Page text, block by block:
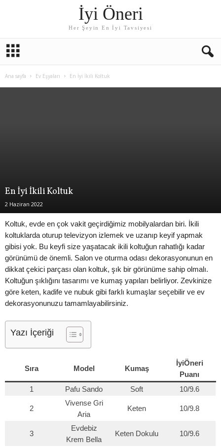
İyi Öneri
Her Şeyin En İyi Tavsiyesi
Ana sayfa Ev Eşyaları En İyi İkili Koltuk
En İyi İkili Koltuk
2 Haziran 2022
Koltuk, evde en çok vakit geçirdiğimiz mobilyalardan biri. İkili
koltuklarda oturup televizyon izlemek ve uzanıp keyif yapmak
gibisi yok. Bu keyfi size yaşatacak ikili koltuğun rahatlığı kadar
görünümü de önemli. Salon ve oturma odası dekorasyonunun en
dikkat çekici parçası olan koltuk, şık bir görünüme sahip olmalı.
Koltuğun şıklığını tasarımı ve kumaş yapıları belirliyor. Zevkinize
göre keten, kadife ve nubuk gibi farklı kumaşlar seçebilir ve ev
dekorasyonunuzu tamamlayabilirsiniz.
Yazı İçeriği
Sıra Model Kumaş
İyiÖneri
Puanı
1
Pafu Sando Soft 10/9.6
2
Vivense Gri
Aria
Keten 10/9.8
3
Evdebiz
Krem Bella
Keten Dokulu 10/9.6